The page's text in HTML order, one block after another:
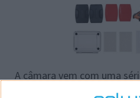
A câmara vem com uma